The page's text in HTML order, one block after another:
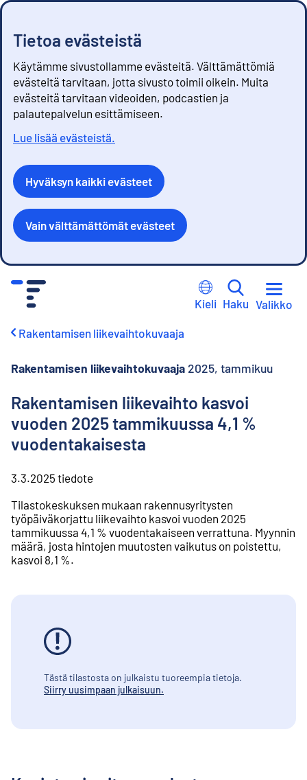
Tietoa evästeistä
Käytämme sivustollamme evästeitä. Välttämättömiä
evästeitä tarvitaan, jotta sivusto toimii oikein. Muita
evästeitä tarvitaan videoiden, podcastien ja
palautepalvelun esittämiseen.
Lue lisää evästeistä.
Hyväksyn kaikki evästeet
Vain välttämättömät evästeet
Kieli Haku Valikko
Rakentamisen liikevaihtokuvaaja
Rakentamisen liikevaihtokuvaaja 2025, tammikuu
Rakentamisen liikevaihto kasvoi
vuoden 2025 tammikuussa 4,1 %
vuodentakaisesta
3.3.2025 tiedote
Tilastokeskuksen mukaan rakennusyritysten
työpäiväkorjattu liikevaihto kasvoi vuoden 2025
tammikuussa 4,1 % vuodentakaiseen verrattuna. Myynnin
määrä, josta hintojen muutosten vaikutus on poistettu,
kasvoi 8,1 %.
Tästä tilastosta on julkaistu tuoreempia tietoja.
Siirry uusimpaan julkaisuun.